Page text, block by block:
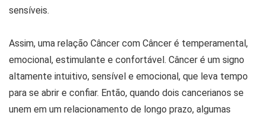
sensíveis.
Assim, uma relação Câncer com Câncer é temperamental,
emocional, estimulante e confortável. Câncer é um signo
altamente intuitivo, sensível e emocional, que leva tempo
para se abrir e confiar. Então, quando dois cancerianos se
unem em um relacionamento de longo prazo, algumas